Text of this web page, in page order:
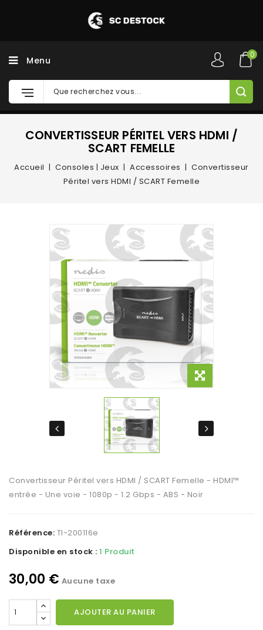
Menu
0
CONVERTISSEUR PÉRITEL VERS HDMI /
SCART FEMELLE
Accueil Consoles | Jeux Accessoires
Convertisseur
Péritel vers HDMI / SCART Femelle
Convertisseur Péritel vers HDMI / SCART Femelle - HDMI™
entrée - Une voie - 1080p - 1.2 Gbps - ABS - Noir
Référence: TI-200116e
Disponible en stock : 1 Produit
30,00 € Aucune taxe
AJOUTER AU PANIER